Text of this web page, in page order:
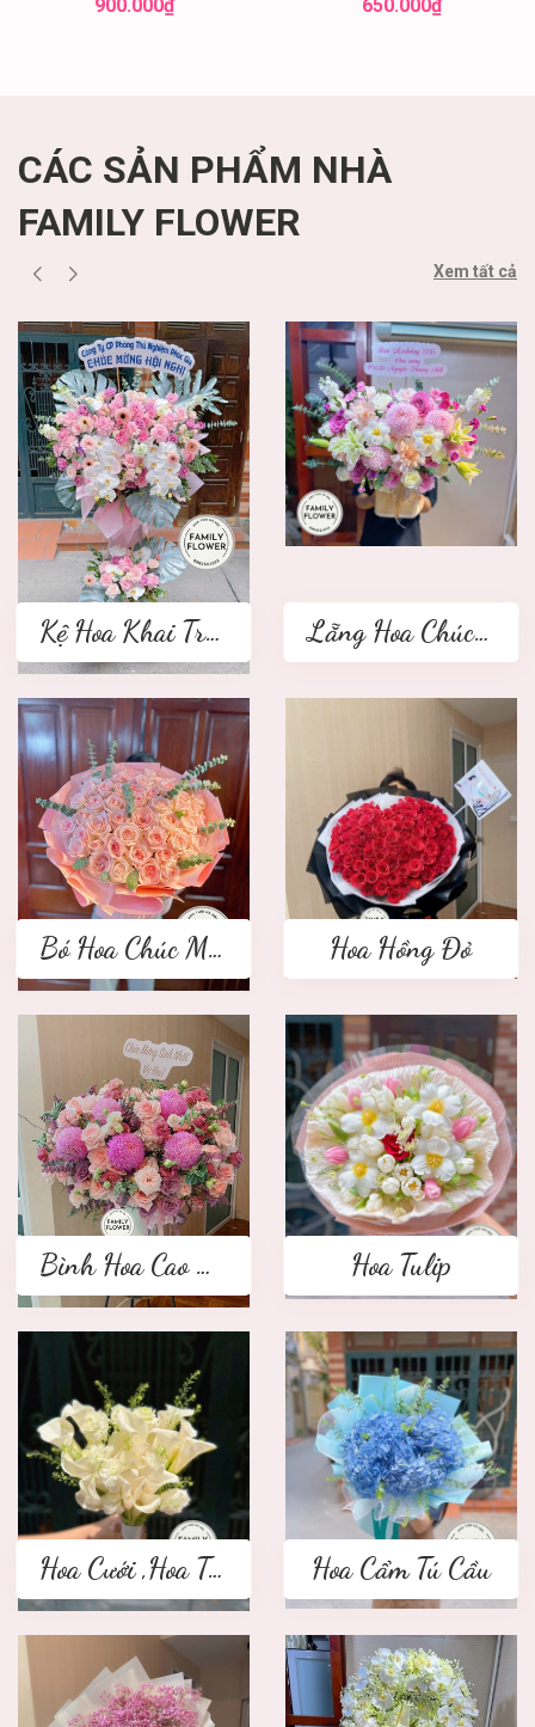
900.000₫ 650.000₫
CÁC SẢN PHẨM NHÀ
FAMILY FLOWER
Xem tất cả
Kệ Hoa Khai Trương 2 tầng Lẵng Hoa Chúc Mừng
Bó Hoa Chúc Mừng Hoa Hồng Đỏ
Bình Hoa Cao Cấp Hoa Tulip
Hoa Cưới ,Hoa Tay Cầm Cô Dâu Hoa Cẩm Tú Cầu